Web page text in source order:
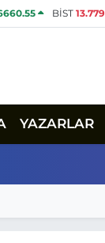
BİST13.779
YAZARLAR